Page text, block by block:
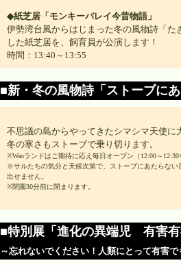
◆紙芝居「モンキーバレイ今昔物語」
伊勢湾台風からはじまった冬の風物詩「た
した紙芝居を、飼育員が公演します！
時間：13:40～13:55
■新・冬の風物詩「ストーブに
不思議の島からやってきたシマシマ天使に
冬の寒さもストーブで乗り切ります。
※Waoランドはご期待に応え毎日オープン（12:00～12:30
※サルたちの気分と天候次第で、ストーブにあたらない
出せません。
※閉園30分前に閉まります。
■特別展「進化の異端児 有害有
～忘れないでください！人類にとって有害